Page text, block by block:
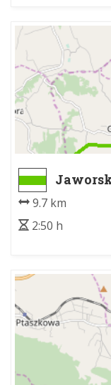
9.7 km
2:50 h